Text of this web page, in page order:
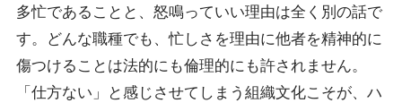
多忙であることと、怒鳴っていい理由は全く別の話で
す。どんな職種でも、忙しさを理由に他者を精神的に
傷つけることは法的にも倫理的にも許されません。
「仕方ない」と感じさせてしまう組織文化こそが、ハ